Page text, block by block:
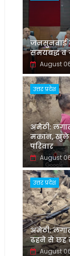
जनसुनवाई
समयबद्ध व
August
उत्तर प्रदेश
अमेठी:
मकान, खुले
परिवार
August
उत्तर प्रदेश
अमेठी:
ढहने से छह
August